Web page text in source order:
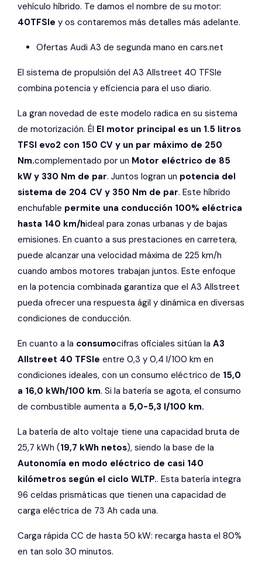
vehículo híbrido. Te damos el nombre de su motor:
40TFSIe y os contaremos más detalles más adelante.
Ofertas Audi A3 de segunda mano en cars.net
El sistema de propulsión del A3 Allstreet 40 TFSIe
combina potencia y eficiencia para el uso diario.
La gran novedad de este modelo radica en su sistema
de motorización. Él El motor principal es un 1.5 litros
TFSI evo2 con 150 CV y ​​un par máximo de 250
Nm.complementado por un Motor eléctrico de 85
kW y 330 Nm de par. Juntos logran un potencia del
sistema de 204 CV y ​​350 Nm de par. Este híbrido
enchufable permite una conducción 100% eléctrica
hasta 140 km/hideal para zonas urbanas y de bajas
emisiones. En cuanto a sus prestaciones en carretera,
puede alcanzar una velocidad máxima de 225 km/h
cuando ambos motores trabajan juntos. Este enfoque
en la potencia combinada garantiza que el A3 Allstreet
pueda ofrecer una respuesta ágil y dinámica en diversas
condiciones de conducción.
En cuanto a la consumocifras oficiales sitúan la A3
Allstreet 40 TFSIe entre 0,3 y 0,4 l/100 km en
condiciones ideales, con un consumo eléctrico de 15,0
a 16,0 kWh/100 km. Si la batería se agota, el consumo
de combustible aumenta a 5,0-5,3 l/100 km.
La batería de alto voltaje tiene una capacidad bruta de
25,7 kWh (19,7 kWh netos), siendo la base de la
Autonomía en modo eléctrico de casi 140
kilómetros según el ciclo WLTP.. Esta batería integra
96 ​​celdas prismáticas que tienen una capacidad de
carga eléctrica de 73 Ah cada una.
Carga rápida CC de hasta 50 kW: recarga hasta el 80%
en tan solo 30 minutos.